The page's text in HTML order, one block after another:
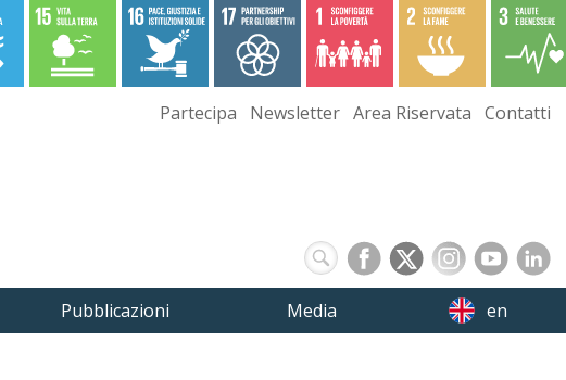
Partecipa Newsletter Area Riservata Contatti
Pubblicazioni Media en